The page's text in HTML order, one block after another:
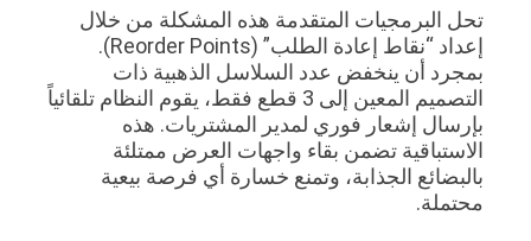
تحل البرمجيات المتقدمة هذه المشكلة من خلال
إعداد “نقاط إعادة الطلب” (Reorder Points).
بمجرد أن ينخفض عدد السلاسل الذهبية ذات
التصميم المعين إلى 3 قطع فقط، يقوم النظام تلقائياً
بإرسال إشعار فوري لمدير المشتريات. هذه
الاستباقية تضمن بقاء واجهات العرض ممتلئة
بالبضائع الجذابة، وتمنع خسارة أي فرصة بيعية
محتملة.